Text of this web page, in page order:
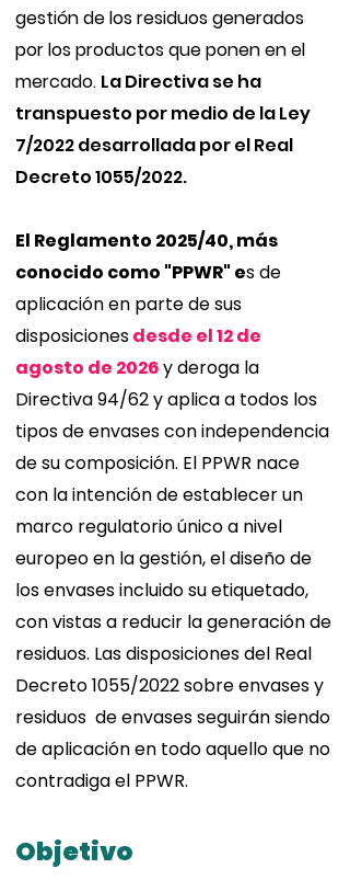
gestión de los residuos generados
por los productos que ponen en el
mercado. La Directiva se ha
transpuesto por medio de la Ley
7/2022 desarrollada por el Real
Decreto 1055/2022.
El Reglamento 2025/40, más
conocido como "PPWR" es de
aplicación en parte de sus
disposicionesdesde el 12 de
agosto de 2026y deroga la
Directiva 94/62 y aplica a todos los
tipos de envases con independencia
de su composición. El PPWR nace
con la intención de establecer un
marco regulatorio único a nivel
europeo en la gestión, el diseño de
los envases incluido su etiquetado,
con vistas a reducir la generación de
residuos. Las disposiciones del Real
Decreto 1055/2022 sobre envases y
residuos de envases seguirán siendo
de aplicación en todo aquello que no
contradiga el PPWR.
Objetivo